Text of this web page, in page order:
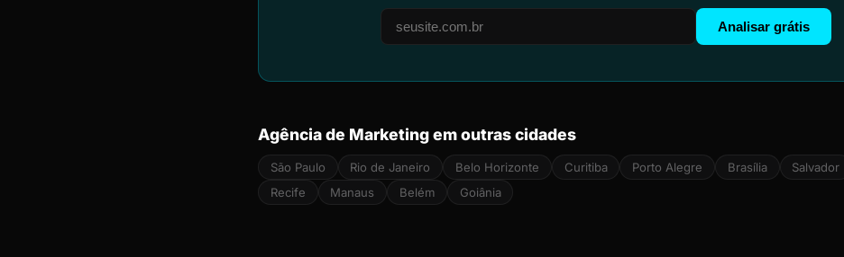
Analisar grátis
Agência de Marketing em outras cidades
São Paulo Rio de Janeiro Belo Horizonte Curitiba Porto Alegre Brasília Salvador
Recife
Manaus Belém Goiânia